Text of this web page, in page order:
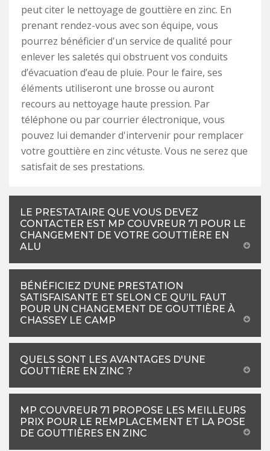
peut citer le nettoyage de gouttière en zinc. En
prenant rendez-vous avec son équipe, vous
pourrez bénéficier d'un service de qualité pour
enlever les saletés qui obstruent vos conduits
d’évacuation d’eau de pluie. Pour le faire, ses
éléments utiliseront une brosse ou auront
recours au nettoyage haute pression. Par
téléphone ou par courrier électronique, vous
pouvez lui demander d'intervenir pour remplacer
votre gouttière en zinc vétuste. Vous ne serez que
satisfait de ses prestations.
LE PRESTATAIRE QUE VOUS DEVEZ
CONTACTER EST MP COUVREUR 71 POUR LE
CHANGEMENT DE VOTRE GOUTTIÈRE EN
ALU
BÉNÉFICIEZ D’UNE PRESTATION
SATISFAISANTE ET SELON CE QU’IL FAUT
POUR UN CHANGEMENT DE GOUTTIÈRE À
CHASSEY LE CAMP
QUELS SONT LES AVANTAGES D'UNE
GOUTTIÈRE EN ZINC ?
MP COUVREUR 71 PROPOSE LES MEILLEURS
PRIX POUR LE REMPLACEMENT ET LA POSE
DE GOUTTIÈRES EN ZINC